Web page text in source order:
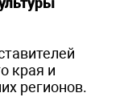
края и
регионов.